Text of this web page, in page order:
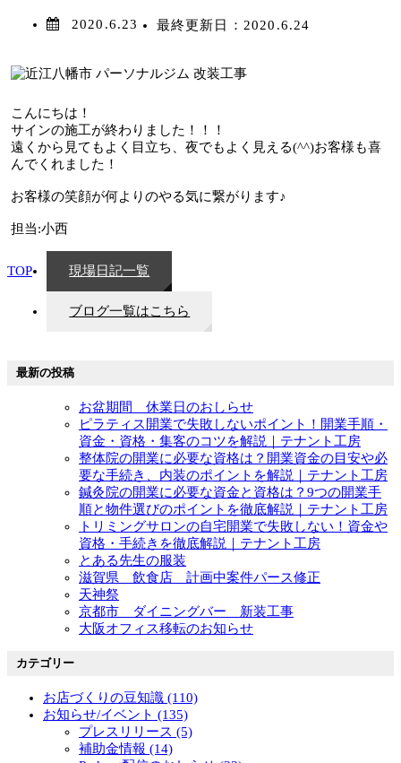
TOP
2020.6.23 最終更新日： 2020.6.24
こんにちは！
サインの施工が終わりました！！！
遠くから見てもよく目立ち、夜でもよく見える(^^)お客様も喜
んでくれました！
お客様の笑顔が何よりのやる気に繋がります♪
担当:小西
現場日記一覧
ブログ一覧はこちら
最新の投稿
お盆期間 休業日のおしらせ
ピラティス開業で失敗しないポイント！開業手順・
資金・資格・集客のコツを解説｜テナント工房
整体院の開業に必要な資格は？開業資金の目安や必
要な手続き、内装のポイントを解説｜テナント工房
鍼灸院の開業に必要な資金と資格は？9つの開業手
順と物件選びのポイントを徹底解説｜テナント工房
トリミングサロンの自宅開業で失敗しない！資金や
資格・手続きを徹底解説｜テナント工房
とある先生の服装
滋賀県 飲食店 計画中案件パース修正
天神祭
京都市 ダイニングバー 新装工事
大阪オフィス移転のお知らせ
カテゴリー
お店づくりの豆知識 (110)
お知らせ/イベント (135)
プレスリリース (5)
補助金情報 (14)